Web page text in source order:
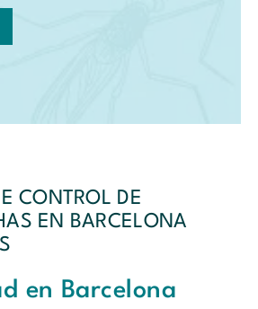
CONTROL DE
EN BARCELONA
en Barcelona